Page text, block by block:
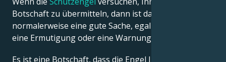
Botschaft zu übermitteln, dann ist das
normalerweise eine gute Sache, egal ob es sich um
eine Ermutigung oder eine Warnung handelt.
Es ist eine Botschaft, dass die Engel Ihre Gebete